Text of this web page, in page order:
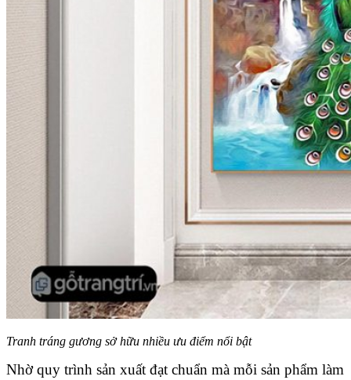
Tranh tráng gương sở hữu nhiều ưu điểm nổi bật
Nhờ quy trình sản xuất đạt chuẩn mà mỗi sản phẩm làm